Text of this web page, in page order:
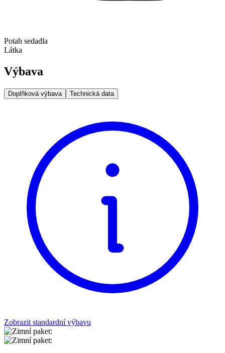
Potah sedadla
Látka
Výbava
Doplňková výbava Technická data
Zobrazit standardní výbavu